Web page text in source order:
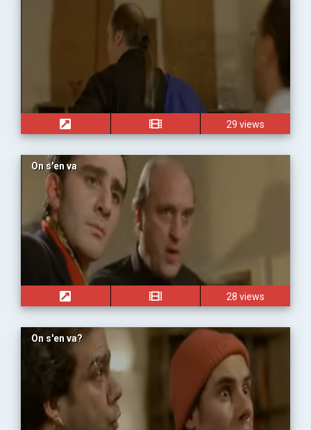
29 views
On s'en va
28 views
On s'en va?